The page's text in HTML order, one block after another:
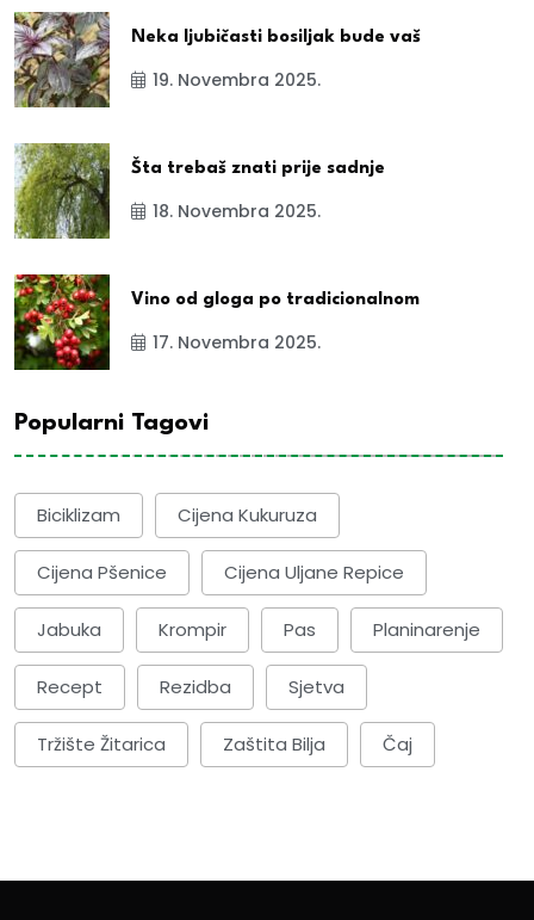
Neka ljubičasti bosiljak bude vaš
19. Novembra 2025.
Šta trebaš znati prije sadnje
18. Novembra 2025.
Vino od gloga po tradicionalnom
17. Novembra 2025.
Popularni Tagovi
Biciklizam Cijena Kukuruza
Cijena Pšenice Cijena Uljane Repice
Jabuka Krompir Pas Planinarenje
Recept Rezidba Sjetva
Tržište Žitarica Zaštita Bilja Čaj